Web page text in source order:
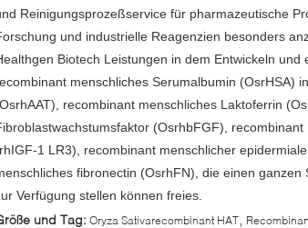
Reinigungsprozeßservice für pharmazeutische
und industrielle Reagenzien besonders
Biotech Leistungen in dem Entwickeln
menschliches Serumalbumin (OsrHSA)
recombinant menschliches Laktoferrin
(OsrhbFGF),
1 LR3), recombinant menschlicher
fibronectin (OsrhFN), die einen
Verfügung stellen können freies.
und Tag: Oryza Sativarecombinant HAT